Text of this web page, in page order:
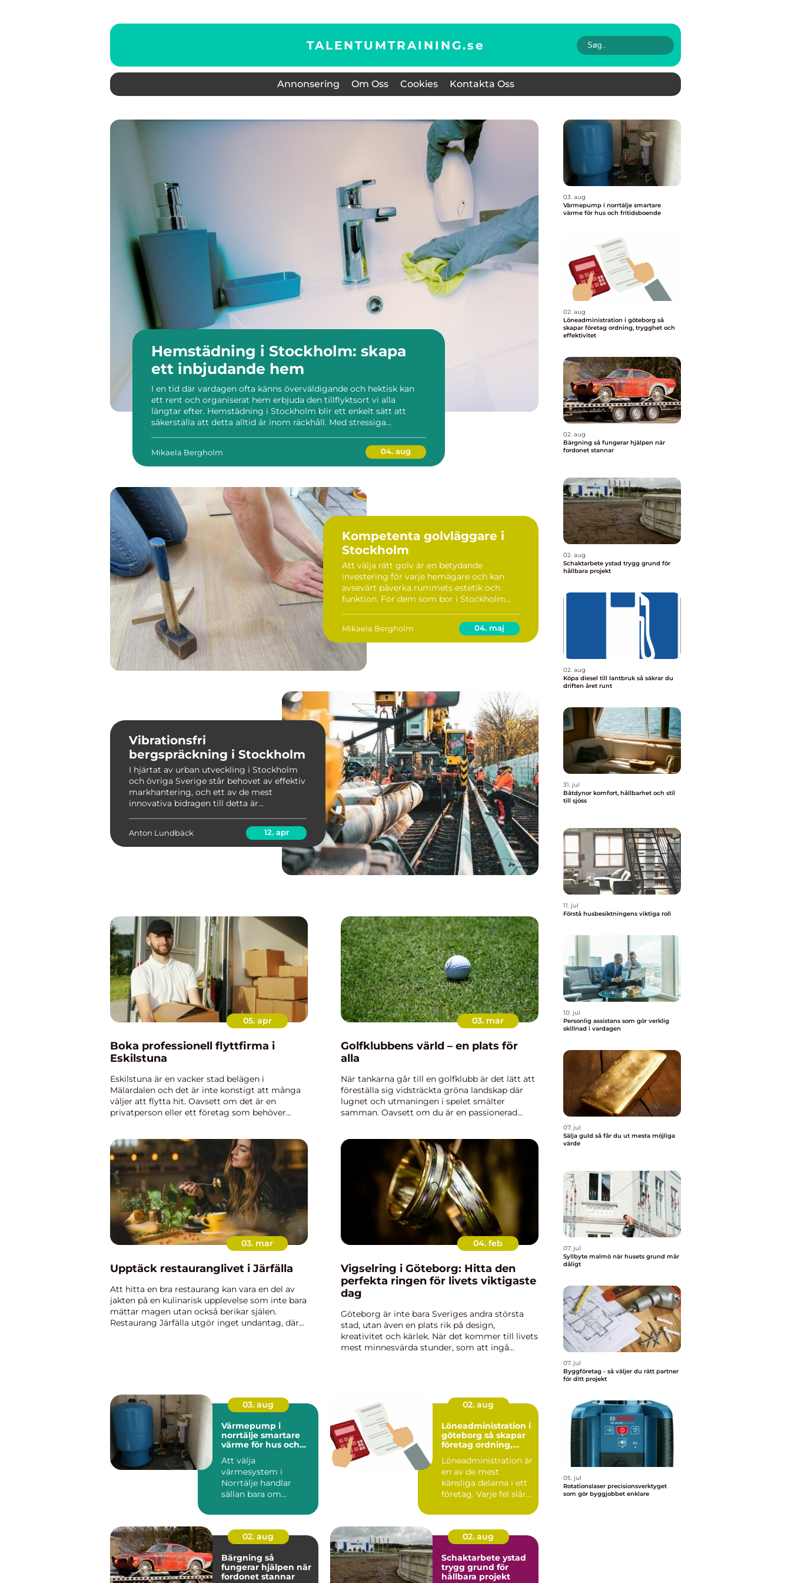
TALENTUMTRAINING.se
Annonsering Om Oss Cookies Kontakta Oss
Hemstädning i Stockholm: skapa
ett inbjudande hem
I en tid där vardagen ofta känns överväldigande och hektisk kan
ett rent och organiserat hem erbjuda den tillflyktsort vi alla
längtar efter. Hemstädning i Stockholm blir ett enkelt sätt att
säkerställa att detta alltid är inom räckhåll. Med stressiga
Mikaela Bergholm 04. aug
Kompetenta golvläggare i
Stockholm
Att välja rätt golv är en betydande
investering för varje hemägare och kan
avsevärt påverka rummets estetik och
funktion. För dem som bor i Stockholm
Mikaela Bergholm 04. maj
Vibrationsfri
bergspräckning i Stockholm
I hjärtat av urban utveckling i Stockholm
och övriga Sverige står behovet av effektiv
markhantering, och ett av de mest
innovativa bidragen till detta är
Anton Lundbäck 12. apr
05. apr
Boka professionell flyttfirma i
Eskilstuna
Eskilstuna är en vacker stad belägen i
Mälardalen och det är inte konstigt att många
väljer att flytta hit. Oavsett om det är en
privatperson eller ett företag som behöver
03. mar
Golfklubbens värld – en plats för
alla
När tankarna går till en golfklubb är det lätt att
föreställa sig vidsträckta gröna landskap där
lugnet och utmaningen i spelet smälter
samman. Oavsett om du är en passionerad
03. mar
Upptäck restauranglivet i Järfälla
Att hitta en bra restaurang kan vara en del av
jakten på en kulinarisk upplevelse som inte bara
mättar magen utan också berikar själen.
Restaurang Järfälla utgör inget undantag, där
04. feb
Vigselring i Göteborg: Hitta den
perfekta ringen för livets viktigaste
dag
Göteborg är inte bara Sveriges andra största
stad, utan även en plats rik på design,
kreativitet och kärlek. När det kommer till livets
mest minnesvärda stunder, som att ingå
03. aug
Värmepump i
norrtälje smartare
värme för hus och
Att välja
värmesystem i
Norrtälje handlar
sällan bara om
längs Roslagskusten
ställ...
02. aug
Löneadministration i
göteborg så skapar
företag ordning,
effektivitet
Löneadministration är
en av de mest
känsliga delarna i ett
företag. Varje fel slår
02. aug
Bärgning så
fungerar hjälpen när
fordonet stannar
02. aug
Schaktarbete ystad
trygg grund för
hållbara projekt
03. aug
Värmepump i norrtälje smartare
värme för hus och fritidsboende
02. aug
Löneadministration i göteborg så
skapar företag ordning, trygghet och
effektivitet
02. aug
Bärgning så fungerar hjälpen när
fordonet stannar
02. aug
Schaktarbete ystad trygg grund för
hållbara projekt
02. aug
Köpa diesel till lantbruk så säkrar du
driften året runt
31. jul
Båtdynor komfort, hållbarhet och stil
till sjöss
11. jul
Förstå husbesiktningens viktiga roll
10. jul
Personlig assistans som gör verklig
skillnad i vardagen
07. jul
Sälja guld så får du ut mesta möjliga
värde
07. jul
Syllbyte malmö när husets grund mår
dåligt
07. jul
Byggföretag - så väljer du rätt partner
för ditt projekt
05. jul
Rotationslaser precisionsverktyget
som gör byggjobbet enklare